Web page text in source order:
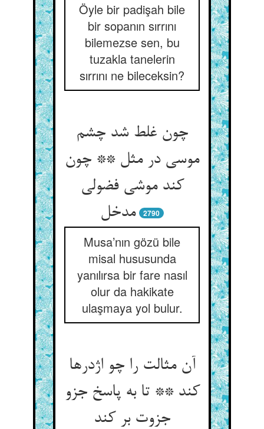
Öyle bir padişah bile
bir sopanın sırrını
bilemezse sen, bu
tuzakla tanelerin
sırrını ne bileceksin?
چون غلط شد چشم
موسی در مثل ** چون
کند موشی فضولی
مدخل
2790
Musa’nın gözü bile
misal hususunda
yanılırsa bir fare nasıl
olur da hakikate
ulaşmaya yol bulur.
آن مثالت را چو اژدرها
کند ** تا به پاسخ جزو
جزوت بر کند